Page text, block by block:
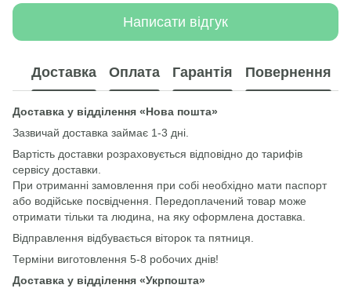
Написати відгук
Доставка Оплата Гарантія Повернення
Доставка у відділення «Нова пошта»
Зазвичай доставка займає 1-3 дні.
Вартість доставки розраховується відповідно до тарифів
сервісу доставки.
При отриманні замовлення при собі необхідно мати паспорт
або водійське посвідчення. Передоплачений товар може
отримати тільки та людина, на яку оформлена доставка.
Відправлення відбувається віторок та пятниця.
Терміни виготовлення 5-8 робочих днів!
Доставка у відділення «Укрпошта»